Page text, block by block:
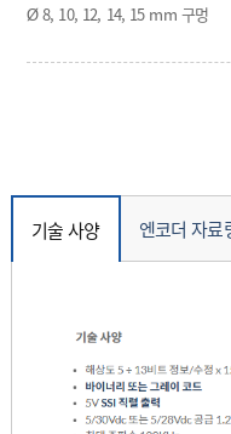
Ø 8, 10, 12, 14, 15 mm 구멍
기술 사양 엔코더 자료